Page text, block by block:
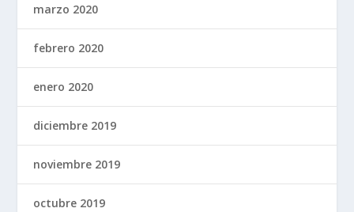
marzo 2020
febrero 2020
enero 2020
diciembre 2019
noviembre 2019
octubre 2019